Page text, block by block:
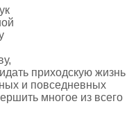
приходскую жизнь
и повседневных
многое из всего